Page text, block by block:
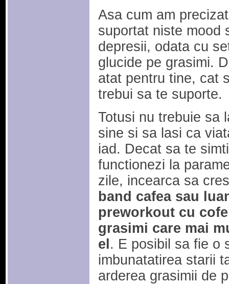
Asa cum am
suportat niste mood
depresii, odata cu
glucide pe grasimi.
atat pentru tine, cat
trebui sa te suporte.
Totusi nu trebuie sa
sine si sa lasi ca
iad. Decat sa te
functionezi la
zile, incearca sa
band cafea sau
preworkout cu
grasimi care mai
el . E posibil sa fie o
imbunatatirea starii
arderea grasimii de